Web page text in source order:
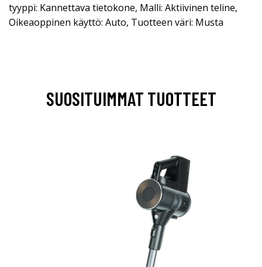
tyyppi: Kannettava tietokone, Malli: Aktiivinen teline,
Oikeaoppinen käyttö: Auto, Tuotteen väri: Musta
SUOSITUIMMAT TUOTTEET